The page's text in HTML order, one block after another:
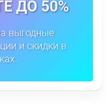
ДО 50%
выгодные
и скидки в